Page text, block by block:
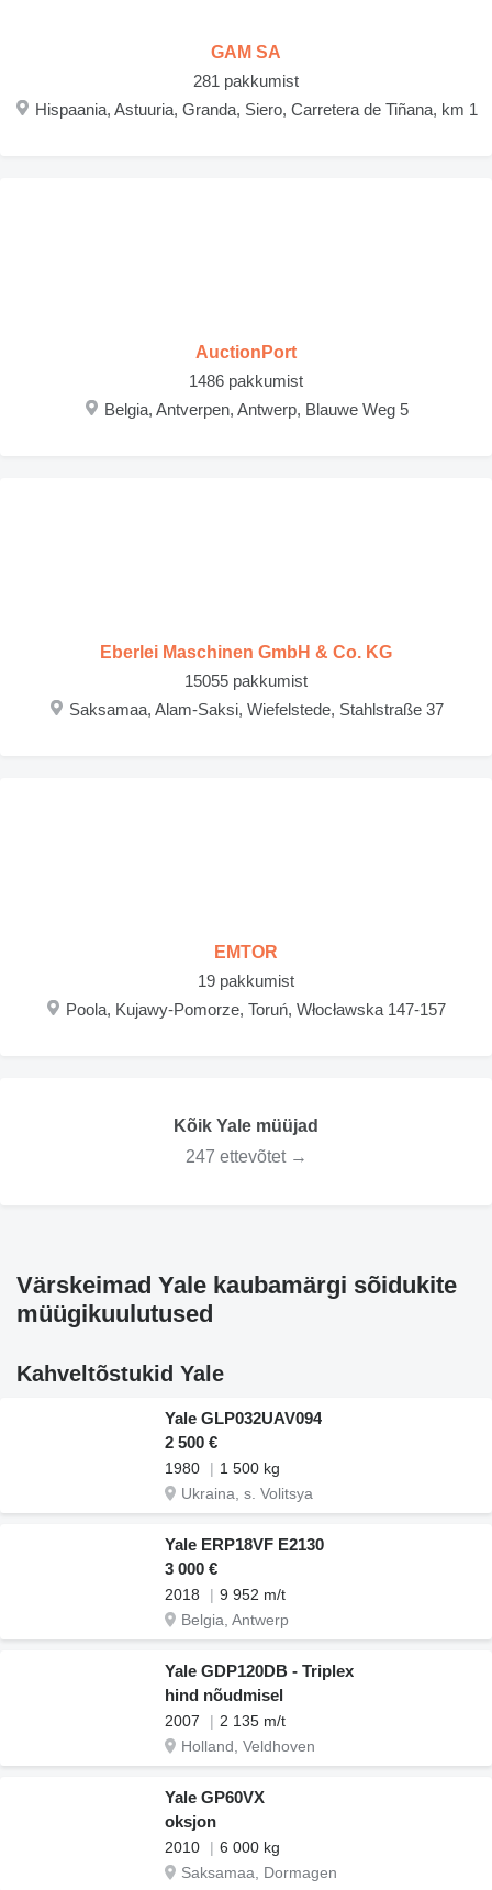
GAM SA
281 pakkumist
Hispaania, Astuuria, Granda, Siero, Carretera de Tiñana, km 1
AuctionPort
1486 pakkumist
Belgia, Antverpen, Antwerp, Blauwe Weg 5
Eberlei Maschinen GmbH & Co. KG
15055 pakkumist
Saksamaa, Alam-Saksi, Wiefelstede, Stahlstraße 37
EMTOR
19 pakkumist
Poola, Kujawy-Pomorze, Toruń, Włocławska 147-157
Kõik Yale müüjad
247 ettevõtet →
Värskeimad Yale kaubamärgi sõidukite
müügikuulutused
Kahveltõstukid Yale
Yale GLP032UAV094
2 500 €
1980
1 500 kg
Ukraina, s. Volitsya
Yale ERP18VF E2130
3 000 €
2018
9 952 m/t
Belgia, Antwerp
Yale GDP120DB - Triplex
hind nõudmisel
2007
2 135 m/t
Holland, Veldhoven
Yale GP60VX
oksjon
2010
6 000 kg
Saksamaa, Dormagen